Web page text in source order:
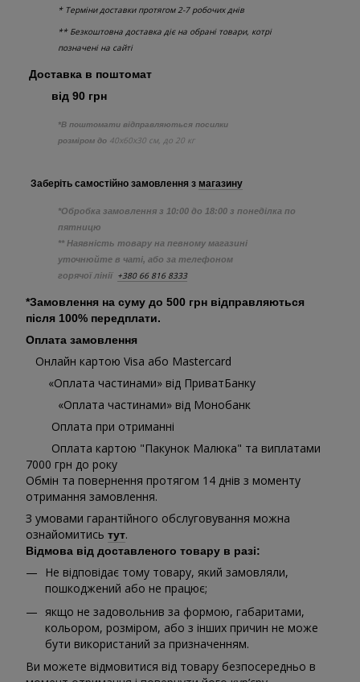
* Терміни доставки протягом 2-7 робочих днів
** Безкоштовна доставка діє на обрані товари, котрі
позначені на сайті
Доставка в поштомат
від 90 грн
*В поштомати відправляються посилки
розміром до 40х60х30 см, до 20 кг
Заберіть самостійно замовлення з магазину
*Обробка замовлення з 10:00 до 18:00 з понеділка по
пятницю
** Наявність товару на певному магазині
уточнюйте в чаті, або за телефоном
горячої лінії +380 66 816 8333
*Замовлення на суму до 500 грн відправляються
після 100% передплати.
Оплата замовлення
Онлайн картою Visa або Mastercard
«Оплата частинами» від ПриватБанку
«Оплата частинами» від Монобанк
Оплата при отриманні
Оплата картою "Пакунок Малюка" та виплатами
7000 грн до року
Обмін та повернення протягом 14 днів з моменту
отримання замовлення.
З умовами гарантійного обслуговування можна
ознайомитись тут.
Відмова від доставленого товару в разі:
Не відповідає тому товару, який замовляли,
пошкоджений або не працює;
якщо не задовольнив за формою, габаритами,
кольором, розміром, або з інших причин не може
бути використаний за призначенням.
Ви можете відмовитися від товару безпосередньо в